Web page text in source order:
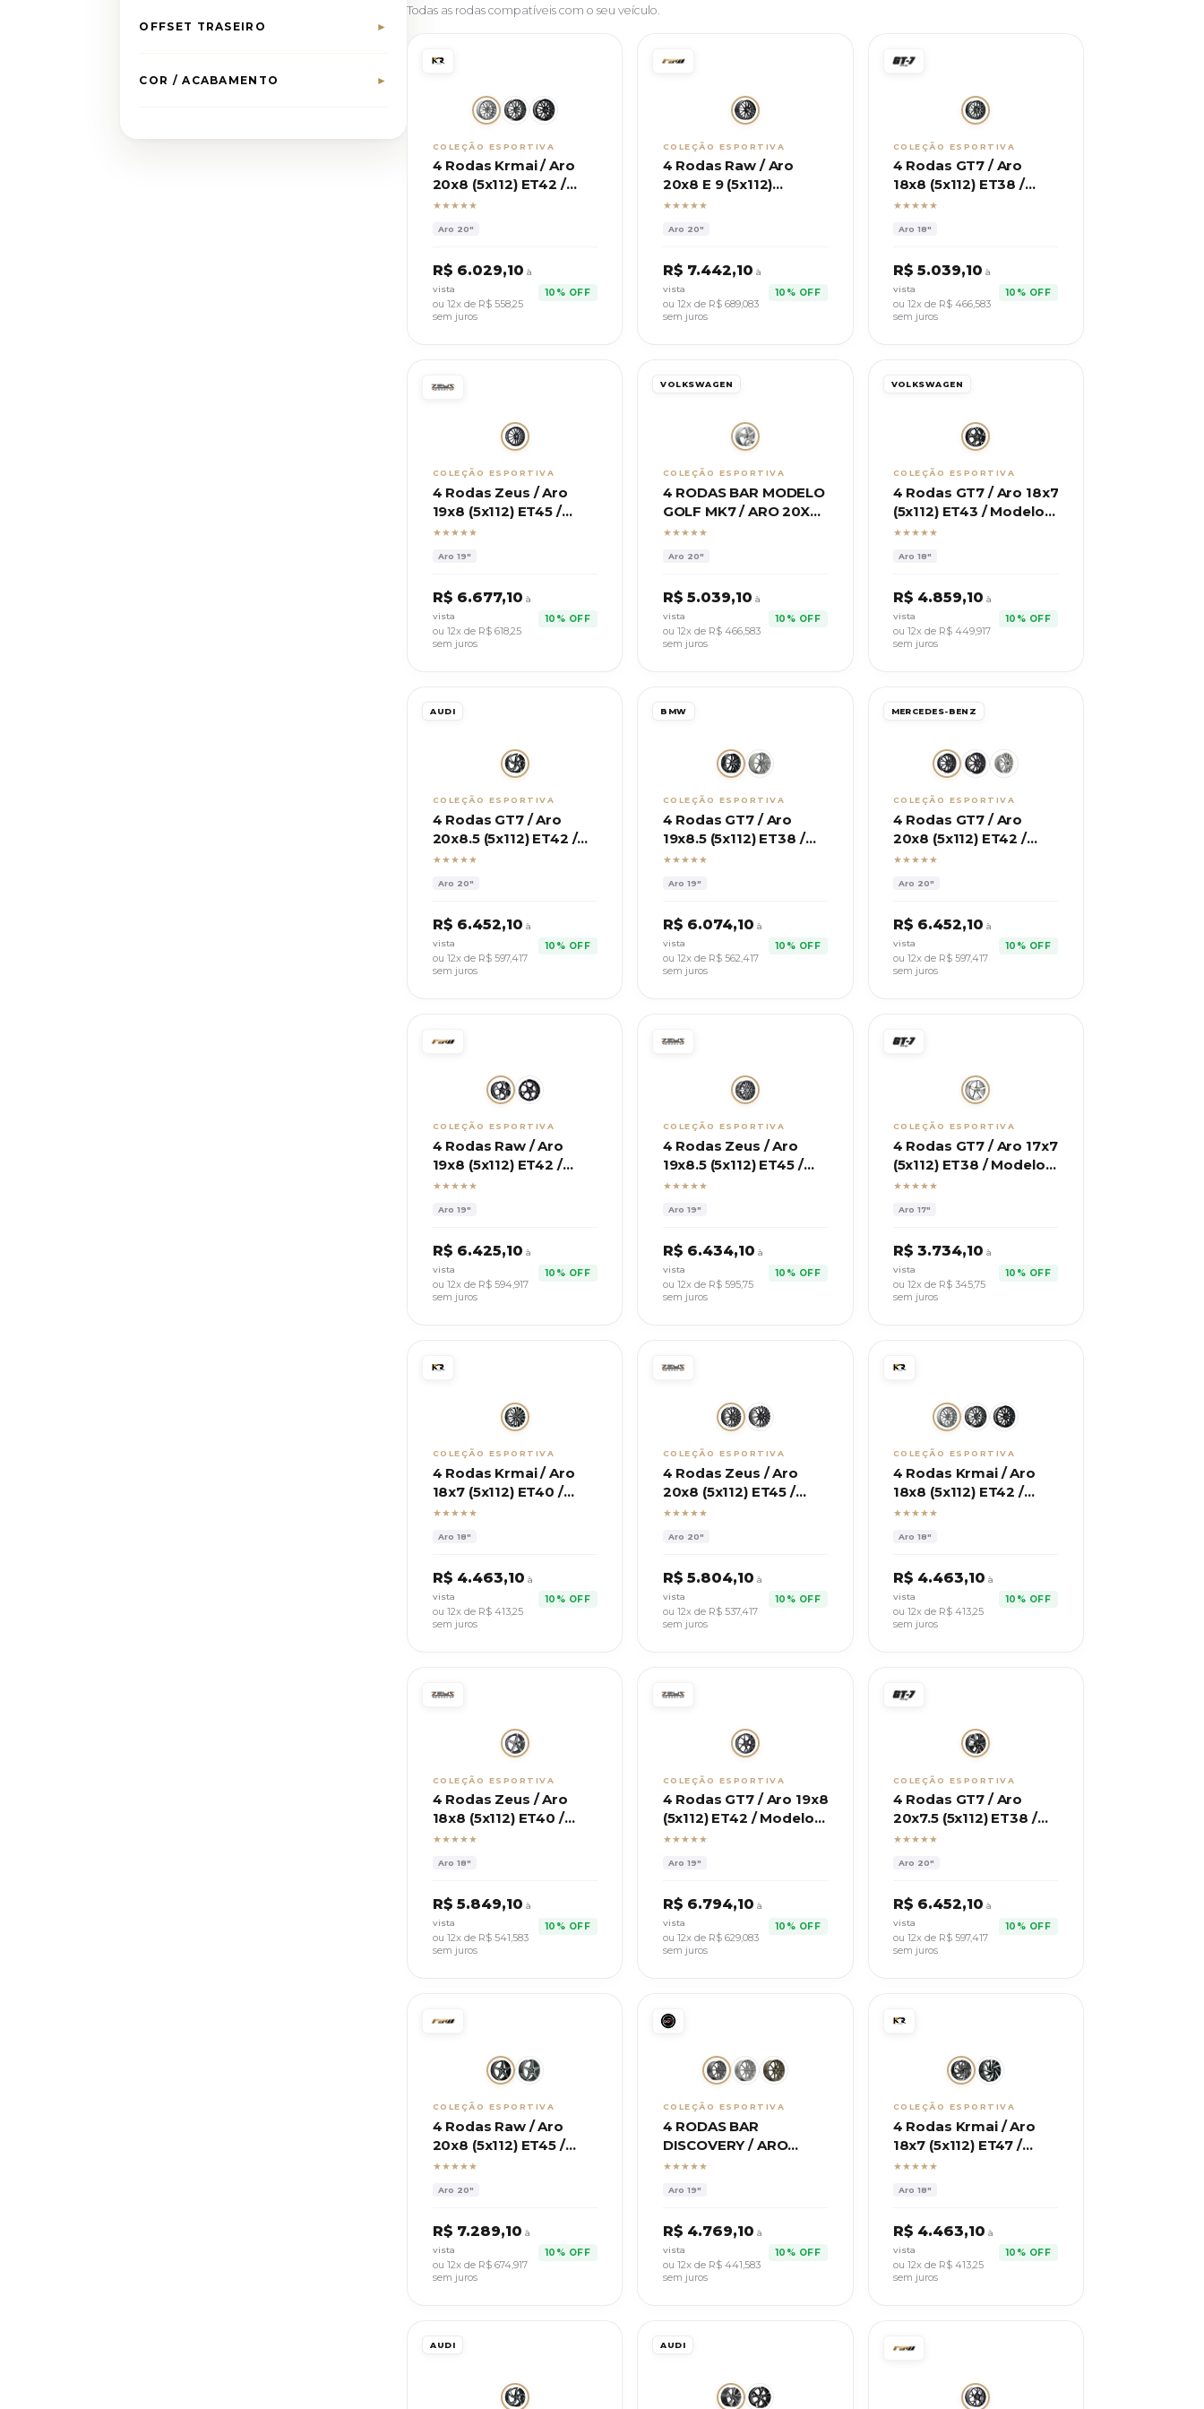
OFFSET TRASEIRO ►
COR / ACABAMENTO ►
Todas as rodas compatíveis com o seu veículo.
COLEÇÃO ESPORTIVA
4 Rodas Krmai / Aro
20x8 (5x112) ET42 /
Modelo M30 Mercedes
★★★★★
Aro 20"
R$ 6.029,10 à
vista
ou 12x de R$ 558,25
sem juros
10% OFF
COLEÇÃO ESPORTIVA
4 Rodas Raw / Aro
20x8 E 9 (5x112)
ET45/50 / Modelo
★★★★★
Aro 20"
R$ 7.442,10 à
vista
ou 12x de R$ 689,083
sem juros
10% OFF
COLEÇÃO ESPORTIVA
4 Rodas GT7 / Aro
18x8 (5x112) ET38 /
Mod. Esportivas BMW
★★★★★
Aro 18"
R$ 5.039,10 à
vista
ou 12x de R$ 466,583
sem juros
10% OFF
COLEÇÃO ESPORTIVA
4 Rodas Zeus / Aro
19x8 (5x112) ET45 /
Modelo VW Jetta
★★★★★
Aro 19"
R$ 6.677,10 à
vista
ou 12x de R$ 618,25
sem juros
10% OFF
VOLKSWAGEN
COLEÇÃO ESPORTIVA
4 RODAS BAR MODELO
GOLF MK7 / ARO 20X8
(5x112) ET42
★★★★★
Aro 20"
R$ 5.039,10 à
vista
ou 12x de R$ 466,583
sem juros
10% OFF
VOLKSWAGEN
COLEÇÃO ESPORTIVA
4 Rodas GT7 / Aro 18x7
(5x112) ET43 / Modelo
VW Golf GTI
★★★★★
Aro 18"
R$ 4.859,10 à
vista
ou 12x de R$ 449,917
sem juros
10% OFF
AUDI
COLEÇÃO ESPORTIVA
4 Rodas GT7 / Aro
20x8.5 (5x112) ET42 /
Modelo SQ8
★★★★★
Aro 20"
R$ 6.452,10 à
vista
ou 12x de R$ 597,417
sem juros
10% OFF
BMW
COLEÇÃO ESPORTIVA
4 Rodas GT7 / Aro
19x8.5 (5x112) ET38 /
Modelo BMW M2 CS
★★★★★
Aro 19"
R$ 6.074,10 à
vista
ou 12x de R$ 562,417
sem juros
10% OFF
MERCEDES-BENZ
COLEÇÃO ESPORTIVA
4 Rodas GT7 / Aro
20x8 (5x112) ET42 /
Mod. Mercedes AMG
★★★★★
Aro 20"
R$ 6.452,10 à
vista
ou 12x de R$ 597,417
sem juros
10% OFF
COLEÇÃO ESPORTIVA
4 Rodas Raw / Aro
19x8 (5x112) ET42 /
Modelo A23 Audi A3,
★★★★★
Aro 19"
R$ 6.425,10 à
vista
ou 12x de R$ 594,917
sem juros
10% OFF
COLEÇÃO ESPORTIVA
4 Rodas Zeus / Aro
19x8.5 (5x112) ET45 /
Modelo Mercedes C43
★★★★★
Aro 19"
R$ 6.434,10 à
vista
ou 12x de R$ 595,75
sem juros
10% OFF
COLEÇÃO ESPORTIVA
4 Rodas GT7 / Aro 17x7
(5x112) ET38 / Modelo
C-spec 2
★★★★★
Aro 17"
R$ 3.734,10 à
vista
ou 12x de R$ 345,75
sem juros
10% OFF
COLEÇÃO ESPORTIVA
4 Rodas Krmai / Aro
18x7 (5x112) ET40 /
Modelo S49 Audi
★★★★★
Aro 18"
R$ 4.463,10 à
vista
ou 12x de R$ 413,25
sem juros
10% OFF
COLEÇÃO ESPORTIVA
4 Rodas Zeus / Aro
20x8 (5x112) ET45 /
Mod. ZWARS3 Audi A3,
★★★★★
Aro 20"
R$ 5.804,10 à
vista
ou 12x de R$ 537,417
sem juros
10% OFF
COLEÇÃO ESPORTIVA
4 Rodas Krmai / Aro
18x8 (5x112) ET42 /
Mod. M30 Cayenne
★★★★★
Aro 18"
R$ 4.463,10 à
vista
ou 12x de R$ 413,25
sem juros
10% OFF
COLEÇÃO ESPORTIVA
4 Rodas Zeus / Aro
18x8 (5x112) ET40 /
Modelo Esportivo
★★★★★
Aro 18"
R$ 5.849,10 à
vista
ou 12x de R$ 541,583
sem juros
10% OFF
COLEÇÃO ESPORTIVA
4 Rodas GT7 / Aro 19x8
(5x112) ET42 / Modelo
IMP S3
★★★★★
Aro 19"
R$ 6.794,10 à
vista
ou 12x de R$ 629,083
sem juros
10% OFF
COLEÇÃO ESPORTIVA
4 Rodas GT7 / Aro
20x7.5 (5x112) ET38 /
Mod. Amarok Extreme
★★★★★
Aro 20"
R$ 6.452,10 à
vista
ou 12x de R$ 597,417
sem juros
10% OFF
COLEÇÃO ESPORTIVA
4 Rodas Raw / Aro
20x8 (5x112) ET45 /
Modelo Mercedes
★★★★★
Aro 20"
R$ 7.289,10 à
vista
ou 12x de R$ 674,917
sem juros
10% OFF
COLEÇÃO ESPORTIVA
4 RODAS BAR
DISCOVERY / ARO
19X8,5 (5X112) ET42
★★★★★
Aro 19"
R$ 4.769,10 à
vista
ou 12x de R$ 441,583
sem juros
10% OFF
COLEÇÃO ESPORTIVA
4 Rodas Krmai / Aro
18x7 (5x112) ET47 /
Mod. R93 Compatível
★★★★★
Aro 18"
R$ 4.463,10 à
vista
ou 12x de R$ 413,25
sem juros
10% OFF
AUDI AUDI